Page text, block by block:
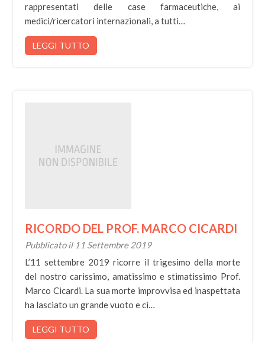
rappresentati delle case farmaceutiche, ai
medici/ricercatori internazionali, a tutti…
LEGGI TUTTO
RICORDO DEL PROF. MARCO CICARDI
Pubblicato il 11 Settembre 2019
L’11 settembre 2019 ricorre il trigesimo della morte
del nostro carissimo, amatissimo e stimatissimo Prof.
Marco Cicardi. La sua morte improvvisa ed inaspettata
ha lasciato un grande vuoto e ci…
LEGGI TUTTO